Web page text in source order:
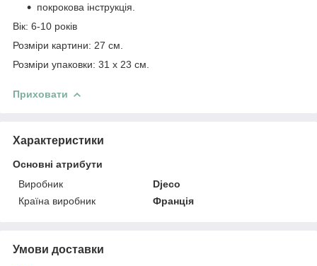
покрокова інструкція.
Вік: 6-10 років
Розміри картини: 27 см.
Розміри упаковки: 31 х 23 см.
Приховати
Характеристики
Основні атрибути
Виробник
Djeco
Країна виробник
Франція
Умови доставки